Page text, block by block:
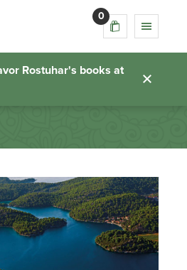
0
Rostuhar's books at